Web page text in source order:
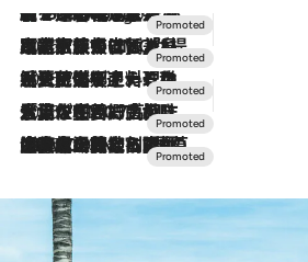
3 Hours Ago
【トンボの足水浴】ヒノキの香りに包まれて涼感マックス！約13℃の湧水かけ流しを避暑地「星野温泉 トンボの湯」で体験
2026.7.31
【ホテル帰省】という選択肢をOMOが提案。家族とほどよい距離を保つには「昼は実家、夜は気兼ねなくホテルで！」
2026.7.24
【夏限定ディナーコース】旬を迎える稚鮎や花ズッキーニなどをイタリア・トスカーナの郷土料理の手法で満喫！
2026.7.17
「土佐和ハーブかき氷」がOMO7高知に登場！生姜、山椒、大葉など目にも舌にも涼を呼ぶ郷土の味
2026.7.10
NEW OPEN！【界 草津】名湯の地に誕生。趣の異なる2種の温泉と上州ならではの会席・蕎麦割烹など美食を味わう究極の癒やし旅